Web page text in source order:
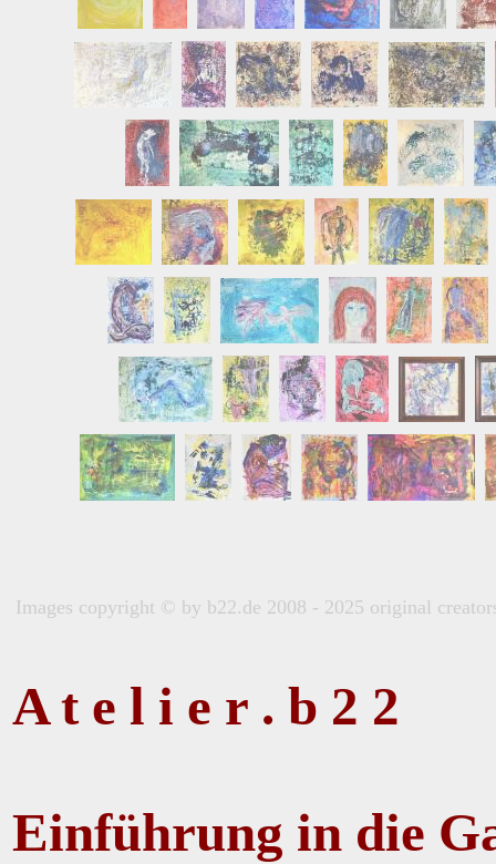
Images copyright © by b22.de 2008 - 2025 original
A t e l i e r . b 2 2
Einführung in die